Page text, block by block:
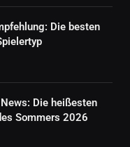
Die besten
Die heißesten
Sommers 2026